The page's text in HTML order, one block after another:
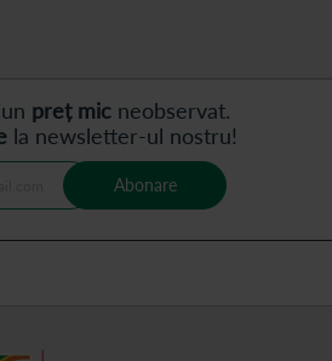
preț mic neobservat.
la newsletter-ul nostru!
Abonare